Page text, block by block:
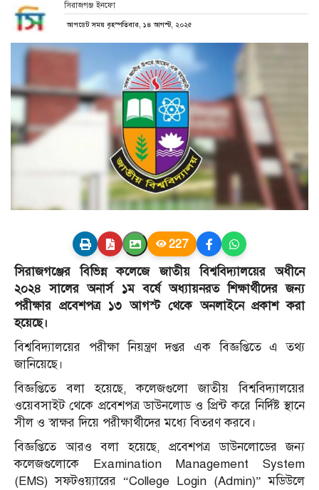
সিরাজগঞ্জ ইনফো
আপডেট সময় বৃহস্পতিবার, ১৪ আগস্ট, ২০২৫
227
সিরাজগঞ্জের বিভিন্ন কলেজে জাতীয় বিশ্ববিদ্যালয়ের অধীনে
২০২৪ সালের অনার্স ১ম বর্ষে অধ্যায়নরত শিক্ষার্থীদের জন্য
পরীক্ষার প্রবেশপত্র ১৩ আগস্ট থেকে অনলাইনে প্রকাশ করা
হয়েছে।
বিশ্ববিদ্যালয়ের পরীক্ষা নিয়ন্ত্রণ দপ্তর এক বিজ্ঞপ্তিতে এ তথ্য
জানিয়েছে।
বিজ্ঞপ্তিতে বলা হয়েছে, কলেজগুলো জাতীয় বিশ্ববিদ্যালয়ের
ওয়েবসাইট থেকে প্রবেশপত্র ডাউনলোড ও প্রিন্ট করে নির্দিষ্ট স্থানে
সীল ও স্বাক্ষর দিয়ে পরীক্ষার্থীদের মধ্যে বিতরণ করবে।
বিজ্ঞপ্তিতে আরও বলা হয়েছে, প্রবেশপত্র ডাউনলোডের জন্য
কলেজগুলোকে Examination Management System
(EMS) সফটওয়্যারের “College Login (Admin)” মডিউলে